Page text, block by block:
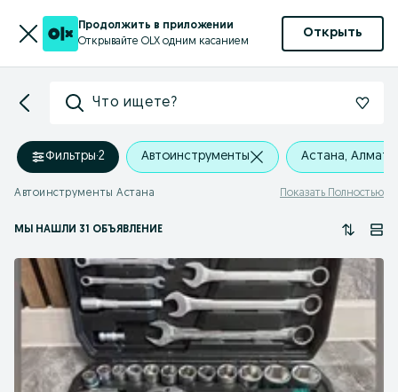
Продолжить в приложении
Открывайте OLX одним касанием
Открыть
Что ищете?
Фильтры·2 Автоинструменты Астана,
Автоинструменты Астана Показать Полностью
МЫ НАШЛИ 31 ОБЪЯВЛЕНИЕ